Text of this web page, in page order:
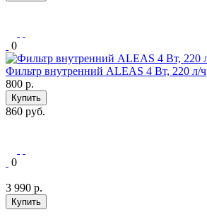
0
Фильтр внутренний ALEAS 4 Вт, 220 л/ч
800 р.
Купить
860 руб.
0
3 990 р.
Купить